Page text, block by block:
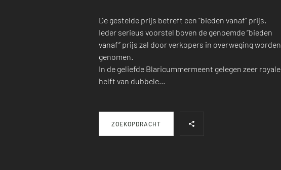
De gestelde prijs betreft een "bieden vanaf" prijs.
Ieder serieus voorstel boven de genoemde “bieden
vanaf” prijs zal door verkopers in overweging worden
genomen.
In de geliefde Blaricummermeent gelegen zeer royale
helft van dubbele…
ZOEKOPDRACHT